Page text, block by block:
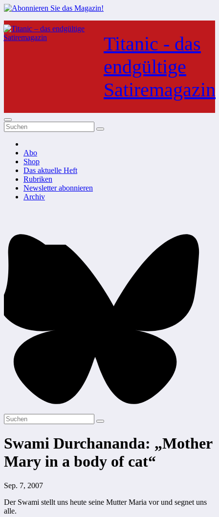
Zum
Inhalt
springen
Titanic - das
endgültige
Satiremagazin
Abo
Shop
Das aktuelle Heft
Rubriken
Newsletter abonnieren
Archiv
Swami Durchananda: „Mother
Mary in a body of cat“
Sep. 7, 2007
Der Swami stellt uns heute seine Mutter Maria vor und segnet uns
alle.